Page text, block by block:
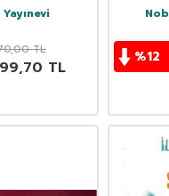
TL
TL
%12